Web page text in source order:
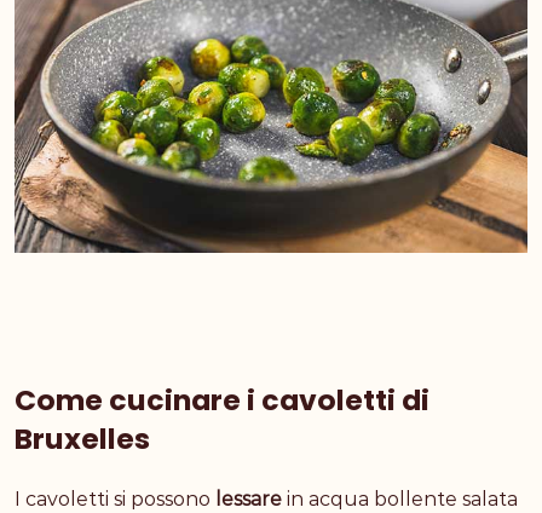
Come cucinare i cavoletti di
Bruxelles
I cavoletti si possono lessare in acqua bollente salata